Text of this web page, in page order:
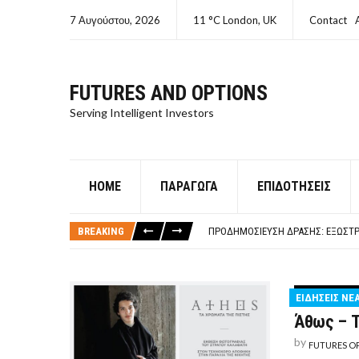
7 Αυγούστου, 2026 11 °C London, UK Contact
FUTURES AND OPTIONS
Serving Intelligent Investors
HOME ΠΑΡΆΓΩΓΑ ΕΠΙΔΟΤΉΣΕΙΣ
BREAKING
ΠΡΟΔΗΜΟΣΊΕΥΣΗ ΔΡΆΣΗΣ:
ΤΑΜΕΊΟ ΜΙΚΡΟΠΙΣΤΏΣΕΩΝ ΣΥΧΝΈΣ
ΕΙΔΗΣΕΙΣ
Άθως –
by FUTURES